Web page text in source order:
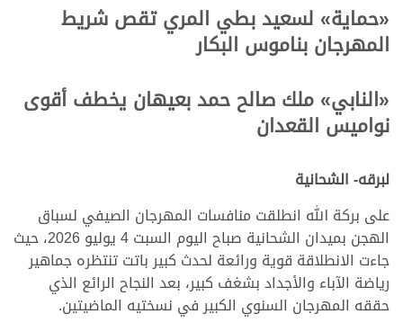
«حماية» لسعيد بطي المري تقص شريط
المهرجان بناموس البكار
«النابي» ملك صالح حمد بعيهان يخطف أقوى
نواميس القعدان
لبرقه- الشحانية
على بركة الله انطلقت منافسات المهرجان الصيفي لسباق
الهجن بميدان الشحانية صباح اليوم السبت 4 يوليو 2026، حيث
جاءت الانطلاقة قوية ورائعة لحدث كبير باتت تنتظره جماهير
رياضة الآباء والأجداد بشغف كبير، بعد النجاح الرائع الذي
حققه المهرجان السنوي الكبير في نسختيه الماضيتين.